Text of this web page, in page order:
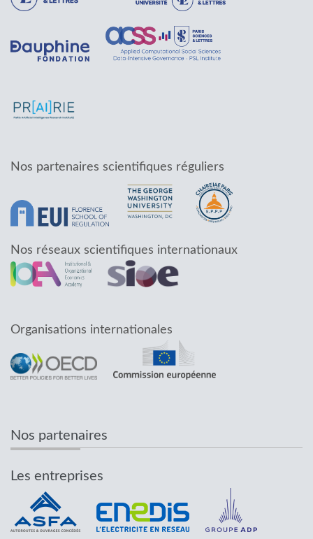
Nos partenaires scientifiques réguliers
Nos réseaux scientifiques internationaux
Organisations internationales
Nos partenaires
Les entreprises